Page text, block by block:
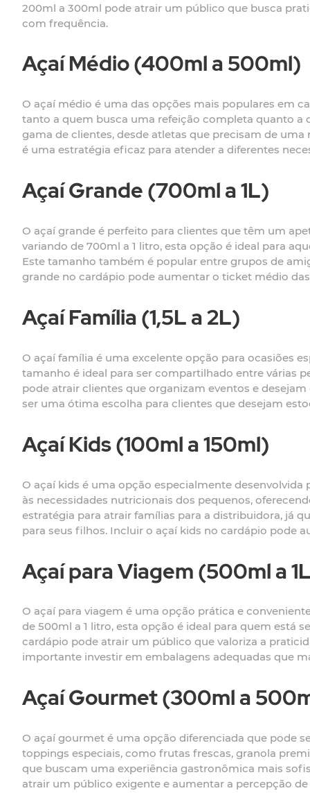
200ml a 300ml pode atrair um público que busca
com frequência.
Açaí Médio (400ml a 500ml)
O açaí médio é uma das opções mais populares em
tanto a quem busca uma refeição completa quanto a
gama de clientes, desde atletas que precisam de
é uma estratégia eficaz para atender a diferentes
Açaí Grande (700ml a 1L)
O açaí grande é perfeito para clientes que têm um
variando de 700ml a 1 litro, esta opção é ideal para
Este tamanho também é popular entre grupos de
grande no cardápio pode aumentar o ticket médio
Açaí Família (1,5L a 2L)
O açaí família é uma excelente opção para ocasiões
tamanho é ideal para ser compartilhado entre várias
pode atrair clientes que organizam eventos e
ser uma ótima escolha para clientes que desejam
Açaí Kids (100ml a 150ml)
O açaí kids é uma opção especialmente
às necessidades nutricionais dos pequenos,
estratégia para atrair famílias para a distribuidora, já
para seus filhos. Incluir o açaí kids no cardápio pode
Açaí para Viagem (500ml a
O açaí para viagem é uma opção prática e
de 500ml a 1 litro, esta opção é ideal para quem está
cardápio pode atrair um público que valoriza a
importante investir em embalagens adequadas que
Açaí Gourmet (300ml a
O açaí gourmet é uma opção diferenciada que pode
toppings especiais, como frutas frescas, granola
que buscam uma experiência gastronômica mais
atrair um público exigente e aumentar a percepção